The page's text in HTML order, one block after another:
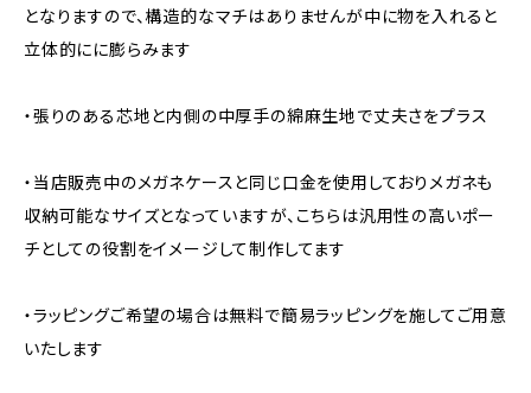
となりますので、構造的なマチはありませんが中に物を入れると
立体的にに膨らみます
・張りのある芯地と内側の中厚手の綿麻生地で丈夫さをプラス
・当店販売中のメガネケースと同じ口金を使用しておりメガネも
収納可能なサイズとなっていますが、こちらは汎用性の高いポー
チとしての役割をイメージして制作してます
・ラッピングご希望の場合は無料で簡易ラッピングを施してご用意
いたします